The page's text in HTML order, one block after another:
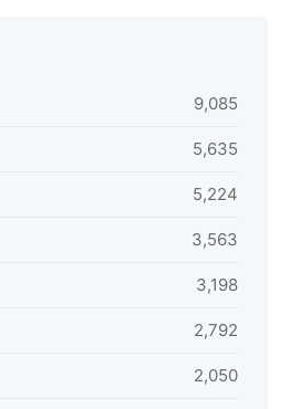
9,085
5,635
5,224
3,563
3,198
2,792
2,050